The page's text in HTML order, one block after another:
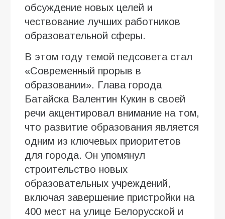
обсуждение новых целей и
чествование лучших работников
образовательной сферы.
В этом году темой педсовета стал
«Современный прорыв в
образовании». Глава города
Батайска Валентин Кукин в своей
речи акцентировал внимание на том,
что развитие образования является
одним из ключевых приоритетов
для города. Он упомянул
строительство новых
образовательных учреждений,
включая завершение пристройки на
400 мест на улице Белорусской и